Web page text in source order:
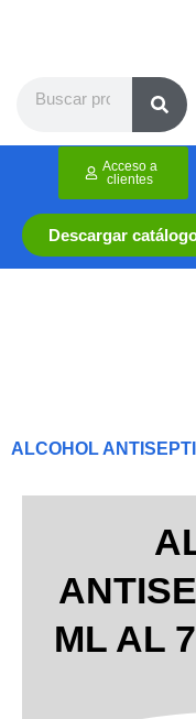
Descargar
Acceso a
clientes
ALCOHOL
ML AL